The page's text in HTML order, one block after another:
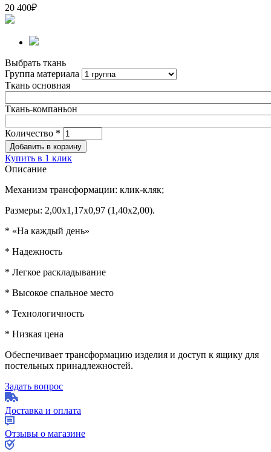
20 400₽
Выбрать ткань
Группа материала
Ткань основная
Ткань-компаньон
Количество *
Купить в 1 клик
Описание
Механизм трансформации: клик-кляк;
Размеры: 2,00х1,17х0,97 (1,40х2,00).
* «На каждый день»
* Надежность
* Легкое раскладывание
* Высокое спальное место
* Технологичность
* Низкая цена
Обеспечивает трансформацию изделия и доступ к ящику для
постельных принадлежностей.
Задать вопрос
Доставка и оплата
Отзывы о магазине